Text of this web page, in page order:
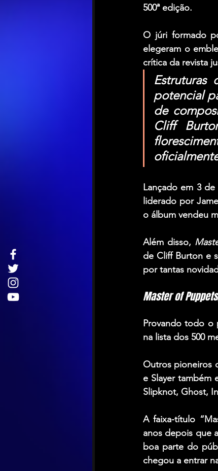
500ª edição.
O júri formado
elegeram o
crítica da revista
Estruturas
potencial
de
Cliff
Lançado em 3
liderado por
o álbum vendeu
Além disso,
de Cliff Burton e
por tantas
Master of Puppets
Provando todo o
na lista dos 500
Outros pioneiros
e Slayer também
Slipknot, Ghost,
A faixa-título
anos depois que
boa parte do
chegou a entrar